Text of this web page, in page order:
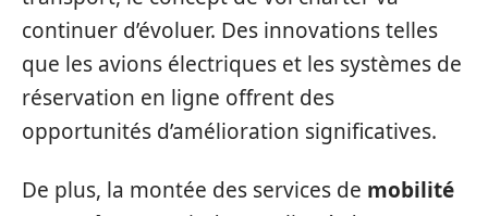
continuer d’évoluer. Des innovations telles
que les avions électriques et les systèmes de
réservation en ligne offrent des
opportunités d’amélioration significatives.
De plus, la montée des services de mobilité